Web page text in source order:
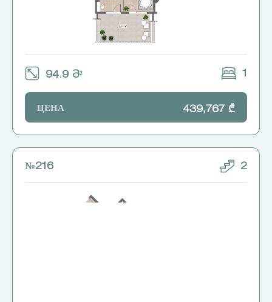
94.9 Მ² 1
ЦЕНА 439,767 ₾
№216 2